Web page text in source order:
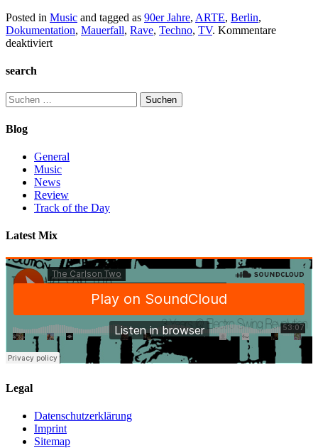
Posted in Music and tagged as 90er Jahre, ARTE, Berlin,
Dokumentation, Mauerfall, Rave, Techno, TV. Kommentare
deaktiviertfür
der
Anarchie
search
Suchen
nach:
Blog
General
Music
News
Review
Track of the Day
Latest Mix
Legal
Datenschutzerklärung
Imprint
Sitemap